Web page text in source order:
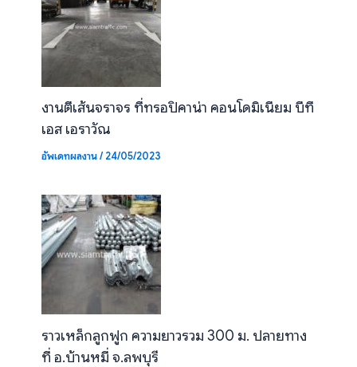
งานตีเส้นจราจร ที่ทรอปิคาน่า คอนโดมิเนียม บีที
เอส เอราวัณ
อัพเดทผลงาน/24/05/2023
ราวเหล็กลูกฟูก ความยาวรวม 300 ม. ปลายทาง
ที่ อ.บ้านหมี่ จ.ลพบุรี